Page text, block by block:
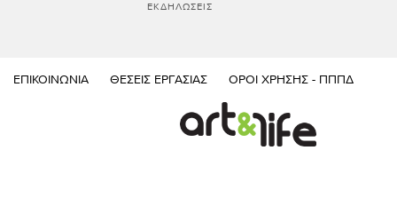
ΕΚΔΗΛΏΣΕΙΣ
ΕΠΙΚΟΙΝΩΝΊΑ ΘΈΣΕΙΣ ΕΡΓΑΣΊΑΣ ΌΡΟΙ ΧΡΉΣΗΣ - ΠΠΠΔ